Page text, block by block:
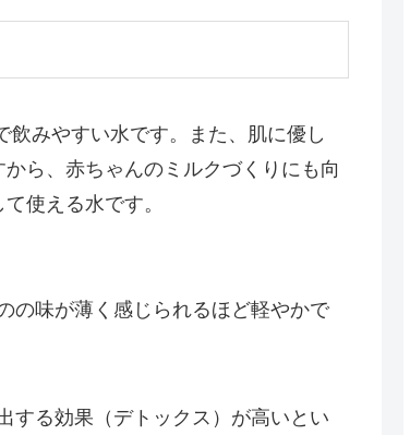
みやすい水です。また、肌に優し
ら、赤ちゃんのミルクづくりにも向
使える水です。
の味が薄く感じられるほど軽やかで
する効果（デトックス）が高いとい